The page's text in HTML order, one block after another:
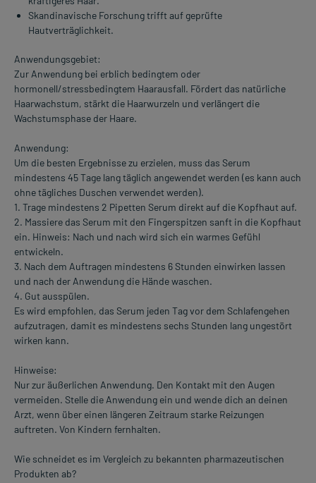
Skandinavische Forschung trifft auf geprüfte
Hautverträglichkeit.
Anwendungsgebiet:
Zur Anwendung bei erblich bedingtem oder
hormonell/stressbedingtem Haarausfall. Fördert das natürliche
Haarwachstum, stärkt die Haarwurzeln und verlängert die
Wachstumsphase der Haare.
Anwendung:
Um die besten Ergebnisse zu erzielen, muss das Serum
mindestens 45 Tage lang täglich angewendet werden (es kann auch
ohne tägliches Duschen verwendet werden).
1. Trage mindestens 2 Pipetten Serum direkt auf die Kopfhaut auf.
2. Massiere das Serum mit den Fingerspitzen sanft in die Kopfhaut
ein. Hinweis: Nach und nach wird sich ein warmes Gefühl
entwickeln.
3. Nach dem Auftragen mindestens 6 Stunden einwirken lassen
und nach der Anwendung die Hände waschen.
4. Gut ausspülen.
Es wird empfohlen, das Serum jeden Tag vor dem Schlafengehen
aufzutragen, damit es mindestens sechs Stunden lang ungestört
wirken kann.
Hinweise:
Nur zur äußerlichen Anwendung. Den Kontakt mit den Augen
vermeiden. Stelle die Anwendung ein und wende dich an deinen
Arzt, wenn über einen längeren Zeitraum starke Reizungen
auftreten. Von Kindern fernhalten.
Wie schneidet es im Vergleich zu bekannten pharmazeutischen
Produkten ab?